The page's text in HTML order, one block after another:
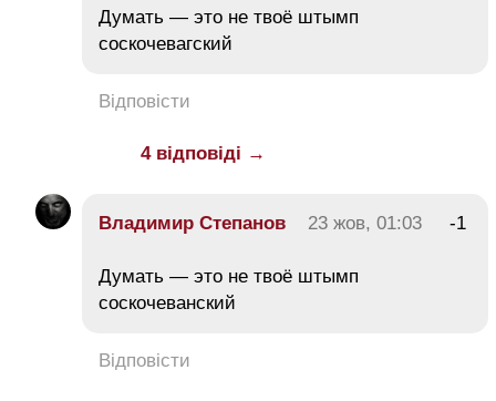
Думать — это не твоё штымп
соскочевагский
Відповісти
4 відповіді →
Владимир Степанов 23 жов, 01:03 -1
Думать — это не твоё штымп
соскочеванский
Відповісти